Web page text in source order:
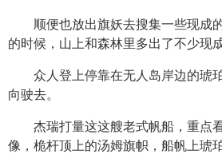
顺便也放出旗妖去搜集一些现
的时候，山上和森林里多出了不少现
众人登上停靠在无人岛岸边的琥
向驶去。
杰瑞打量这这艘老式帆船，重点
像，桅杆顶上的汤姆旗帜，船帆上琥珀